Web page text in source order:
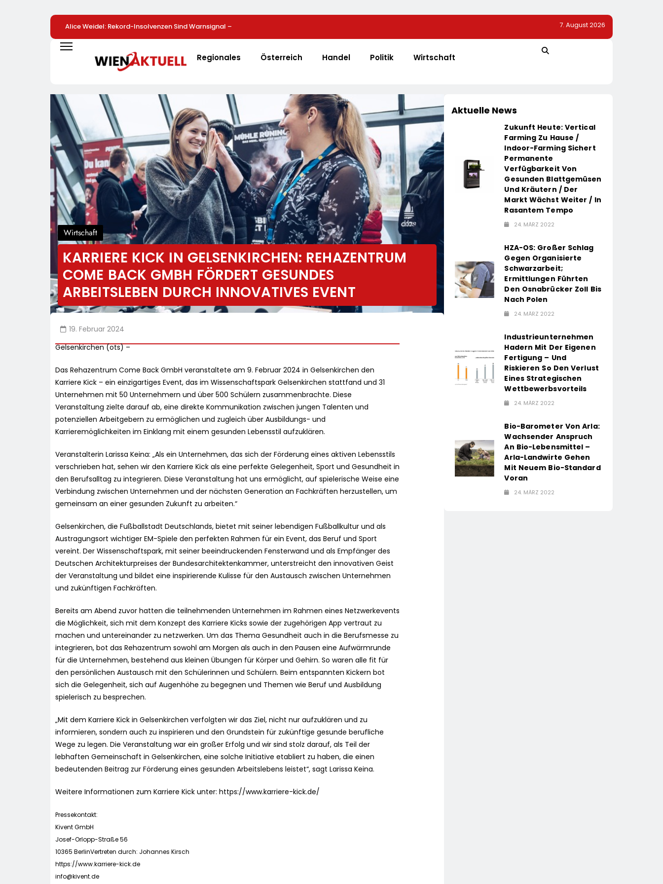
Alice Weidel: Rekord-Insolvenzen Sind Warnsignal –
Bundesregierung Verschärft Die Wirtschaftskrise
NATURKIND-Welt Bei EDEKA
Jobs.de Baut Führungs- Und Wachstumskompetenz
Wolfgang Weber Übernimmt Schlüsselrolle Für
Partnerschaften Und Weiterentwicklung Des
7. August 2026
Regionales Österreich Handel Politik Wirtschaft
Wirtschaft
KARRIERE KICK IN GELSENKIRCHEN: REHAZENTRUM
COME BACK GMBH FÖRDERT GESUNDES
ARBEITSLEBEN DURCH INNOVATIVES EVENT
19. Februar 2024
Gelsenkirchen (ots) –
Das Rehazentrum Come Back GmbH veranstaltete am 9. Februar 2024 in Gelsenkirchen den
Karriere Kick – ein einzigartiges Event, das im Wissenschaftspark Gelsenkirchen stattfand und 31
Unternehmen mit 50 Unternehmern und über 500 Schülern zusammenbrachte. Diese
Veranstaltung zielte darauf ab, eine direkte Kommunikation zwischen jungen Talenten und
potenziellen Arbeitgebern zu ermöglichen und zugleich über Ausbildungs- und
Karrieremöglichkeiten im Einklang mit einem gesunden Lebensstil aufzuklären.
Veranstalterin Larissa Keina: „Als ein Unternehmen, das sich der Förderung eines aktiven Lebensstils
verschrieben hat, sehen wir den Karriere Kick als eine perfekte Gelegenheit, Sport und Gesundheit in
den Berufsalltag zu integrieren. Diese Veranstaltung hat uns ermöglicht, auf spielerische Weise eine
Verbindung zwischen Unternehmen und der nächsten Generation an Fachkräften herzustellen, um
gemeinsam an einer gesunden Zukunft zu arbeiten.“
Gelsenkirchen, die Fußballstadt Deutschlands, bietet mit seiner lebendigen Fußballkultur und als
Austragungsort wichtiger EM-Spiele den perfekten Rahmen für ein Event, das Beruf und Sport
vereint. Der Wissenschaftspark, mit seiner beeindruckenden Fensterwand und als Empfänger des
Deutschen Architekturpreises der Bundesarchitektenkammer, unterstreicht den innovativen Geist
der Veranstaltung und bildet eine inspirierende Kulisse für den Austausch zwischen Unternehmen
und zukünftigen Fachkräften.
Bereits am Abend zuvor hatten die teilnehmenden Unternehmen im Rahmen eines Netzwerkevents
die Möglichkeit, sich mit dem Konzept des Karriere Kicks sowie der zugehörigen App vertraut zu
machen und untereinander zu netzwerken. Um das Thema Gesundheit auch in die Berufsmesse zu
integrieren, bot das Rehazentrum sowohl am Morgen als auch in den Pausen eine Aufwärmrunde
für die Unternehmen, bestehend aus kleinen Übungen für Körper und Gehirn. So waren alle fit für
den persönlichen Austausch mit den Schülerinnen und Schülern. Beim entspannten Kickern bot
sich die Gelegenheit, sich auf Augenhöhe zu begegnen und Themen wie Beruf und Ausbildung
spielerisch zu besprechen.
„Mit dem Karriere Kick in Gelsenkirchen verfolgten wir das Ziel, nicht nur aufzuklären und zu
informieren, sondern auch zu inspirieren und den Grundstein für zukünftige gesunde berufliche
Wege zu legen. Die Veranstaltung war ein großer Erfolg und wir sind stolz darauf, als Teil der
lebhaften Gemeinschaft in Gelsenkirchen, eine solche Initiative etabliert zu haben, die einen
bedeutenden Beitrag zur Förderung eines gesunden Arbeitslebens leistet“, sagt Larissa Keina.
Weitere Informationen zum Karriere Kick unter: https://www.karriere-kick.de/
Pressekontakt:
Kivent GmbH
Josef-Orlopp-Straße 56
10365 BerlinVertreten durch: Johannes Kirsch
https://www.karriere-kick.de
info@kivent.de
Aktuelle News
Zukunft Heute: Vertical
Farming Zu Hause /
Indoor-Farming Sichert
Permanente
Verfügbarkeit Von
Gesunden Blattgemüsen
Und Kräutern / Der
Markt Wächst Weiter / In
Rasantem Tempo
24. MÄRZ 2022
HZA-OS: Großer Schlag
Gegen Organisierte
Schwarzarbeit;
Ermittlungen Führten
Den Osnabrücker Zoll Bis
Nach Polen
24. MÄRZ 2022
Industrieunternehmen
Hadern Mit Der Eigenen
Fertigung – Und
Riskieren So Den Verlust
Eines Strategischen
Wettbewerbsvorteils
24. MÄRZ 2022
Bio-Barometer Von Arla:
Wachsender Anspruch
An Bio-Lebensmittel –
Arla-Landwirte Gehen
Mit Neuem Bio-Standard
Voran
24. MÄRZ 2022